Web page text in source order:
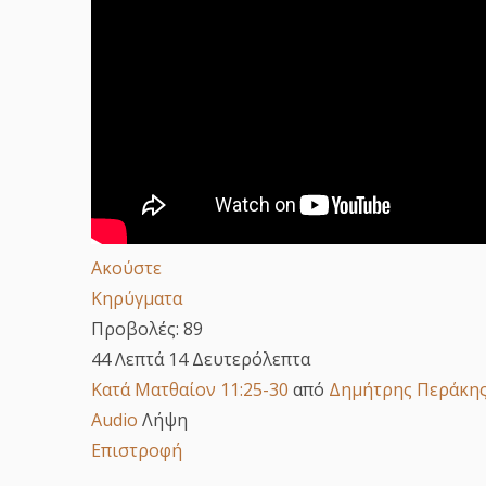
Ακούστε
Κηρύγματα
Προβολές: 89
44 Λεπτά 14 Δευτερόλεπτα
Κατά Ματθαίον 11:25-30 από Δημήτρης
Audio Λήψη
Επιστροφή